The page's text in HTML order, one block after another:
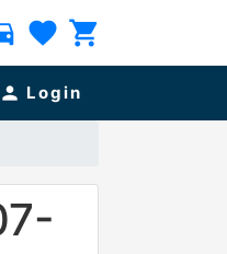
favorite shopping_cart
person Login